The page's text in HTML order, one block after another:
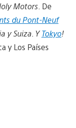
Motors . De
du Pont-Neuf
y Suiza. YTokyo!
y Los Países